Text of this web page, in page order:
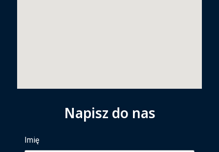
Napisz do nas
Imię